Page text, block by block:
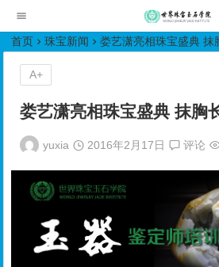
首页 珠宝新闻 娄艺潇亮相珠宝盛典 抹
娄艺潇亮相珠宝盛典 抹胸
yuxia 2016年2月17日 评论
A+